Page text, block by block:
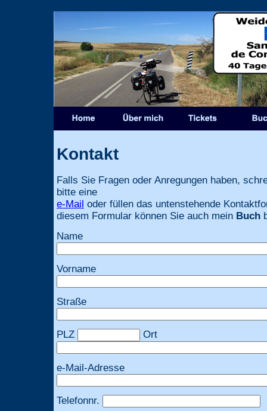
Kontakt
Falls Sie Fragen oder Anregungen haben,
bitte eine
e-Mail oder füllen das untenstehende
diesem Formular können Sie auch mein Buch
Name
Vorname
Straße
PLZ Ort
e-Mail-Adresse
Telefonnr.